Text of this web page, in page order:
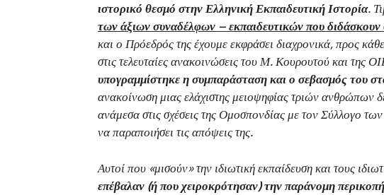
ιστορικό θεσμό στην Ελληνική Εκπαιδευτική Ιστορία.
των άξιων συναδέλφων – εκπαιδευτικών που διδάσκουν
και ο Πρόεδρός της έχουμε εκφράσει διαχρονικά, προς
στις τελευταίες ανακοινώσεις του Μ. Κουρουτού και της
υπογραμμίστηκε η συμπαράσταση και ο σεβασμός του
ανακοίνωση μιας ελάχιστης μειοψηφίας τριών ανθρώπων
ανάμεσα στις σχέσεις της Ομοσπονδίας με τον Σύλλογο
να παραποιήσει τις απόψεις της.
Αυτοί που «μισούν» την ιδιωτική εκπαίδευση και τους
επέβαλαν (ή που χειροκρότησαν) την παράνομη